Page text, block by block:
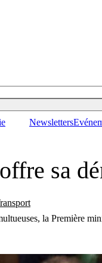
Newsletters
sa
la Première